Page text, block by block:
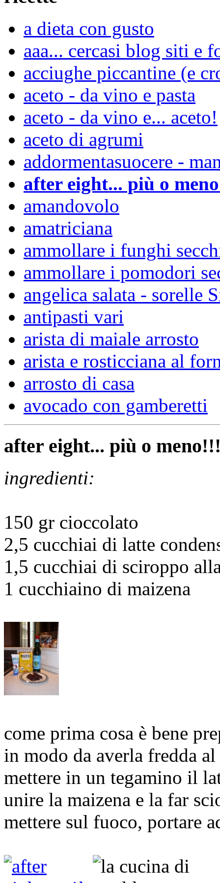
a dieta con gusto
aaa... cercasi blog siti e
acciughe piccantine (e
aceto - da vino e pasta
aceto - da vino e... aceto!
aceto di agrumi
addormentasuocere -
after eight... più o
amandovolo
amatriciana
ammollare i funghi
ammollare i pomodori
angelica salata - sorelle
antipasti vari
arista di maiale arrosto
arista e rosticciana al
arrosto di casa
avocado con gamberetti
after eight... più o
ingredienti:
150 gr cioccolato
2,5 cucchiai di latte
1,5 cucchiai di sciroppo
1 cucchiaino di maizena
come prima cosa è bene
in modo da averla fredda
mettere in un tegamino il
unire la maizena e la far
mettere sul fuoco, portare